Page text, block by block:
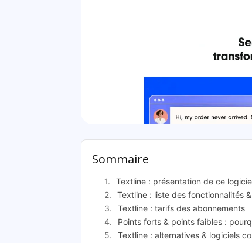
Sommaire
Textline : présentation de ce
Textline : liste des fonctionnalités
Textline : tarifs des abonnements
Points forts & points faibles :
Textline : alternatives & logiciels